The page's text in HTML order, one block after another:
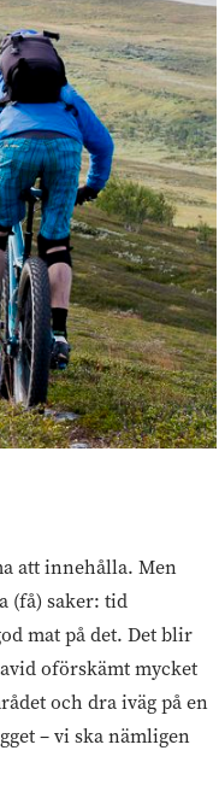
att innehålla. Men
(få) saker: tid
mat på det. Det blir
oförskämt mycket
och dra iväg på en
– vi ska nämligen